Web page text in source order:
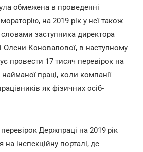
обмежена в проведенні
мораторію, на 2019 рік у неї також
словами заступника директора
Олени Коновалової, в наступному
провести 17 тисяч перевірок на
праці, коли компанії
як фізичних осіб-
Держпраці на 2019 рік
інспекційну порталі, де